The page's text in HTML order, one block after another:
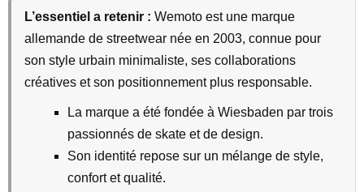
L’essentiel a retenir : Wemoto est une marque
allemande de streetwear née en 2003, connue pour
son style urbain minimaliste, ses collaborations
créatives et son positionnement plus responsable.
La marque a été fondée à Wiesbaden par trois
passionnés de skate et de design.
Son identité repose sur un mélange de style,
confort et qualité.